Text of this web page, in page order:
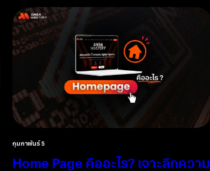
กุมภาพันธ์ 5
Home Page คืออะไร? เจาะลึกความ